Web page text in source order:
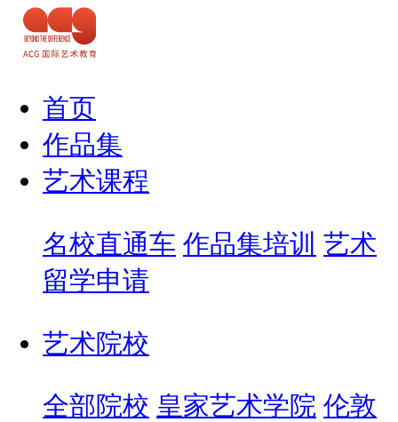
首页
作品集
艺术课程
名校直通车 作品集培训 艺术
留学申请
艺术院校
全部院校 皇家艺术学院 伦敦